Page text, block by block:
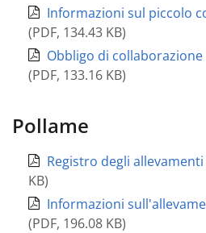
Informazioni sul piccolo
(PDF, 134.43 KB)
Obbligo di
(PDF, 133.16 KB)
Pollame
Registro degli
KB)
Informazioni
(PDF, 196.08 KB)